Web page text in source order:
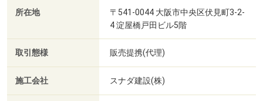
所在地
〒541-0044 大阪市中央区伏見町3-2-
4 淀屋橋戸田ビル5階
取引態様 販売提携(代理)
施工会社 スナダ建設(株)